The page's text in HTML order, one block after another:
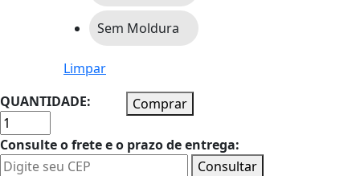
Sem Moldura
Limpar
QUANTIDADE:
Comprar
Consulte o frete e o prazo de entrega:
Consultar